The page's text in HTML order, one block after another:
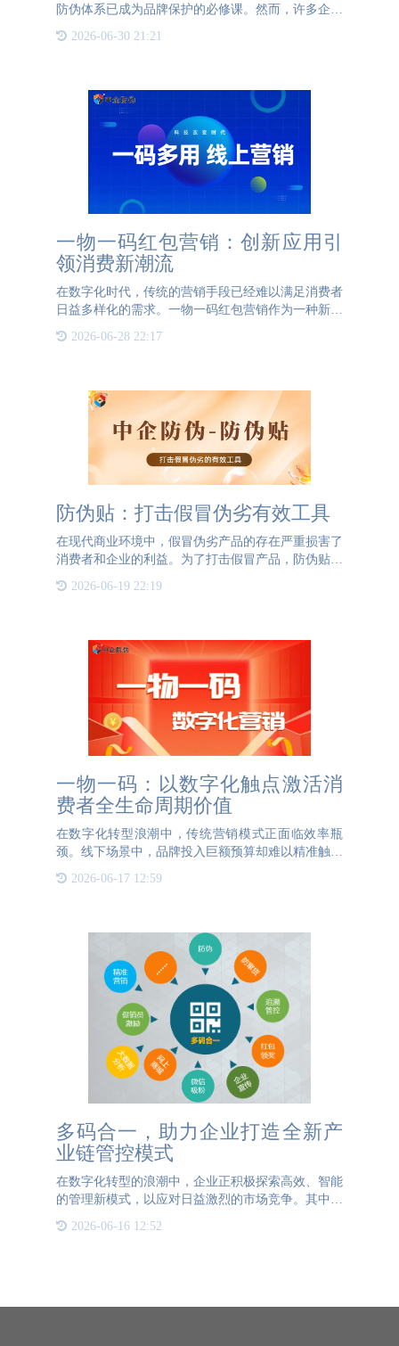
防伪体系已成为品牌保护的必修课。然而，许多企业
却往往忽视了配套的防伪码查询系统这一关键环节。
2026-06-30 21:21
一物一码红包营销：创新应用引
领消费新潮流
在数字化时代，传统的营销手段已经难以满足消费者
日益多样化的需求。一物一码红包营销作为一种新兴
塑消费者的购物体验，为企业带来新的增长点。首
2026-06-28 22:17
防伪贴：打击假冒伪劣有效工具
在现代商业环境中，假冒伪劣产品的存在严重损害了
消费者和企业的利益。为了打击假冒产品，防伪贴作
是一种特殊的贴纸，用于贴在产品的包装上，帮助消
2026-06-19 22:19
一物一码：以数字化触点激活消
费者全生命周期价值
在数字化转型浪潮中，传统营销模式正面临效率瓶
颈。线下场景中，品牌投入巨额预算却难以精准触达
不足。一物一码技术的诞生，为品牌与消费者之间搭
2026-06-17 12:59
多码合一，助力企业打造全新产
业链管控模式
在数字化转型的浪潮中，企业正积极探索高效、智能
的管理新模式，以应对日益激烈的市场竞争。其中，
多码合一这种形式，正逐步成为企业打造全新产业链
管控模式的关键驱动力。 多码合一是将传统供应链
2026-06-16 12:52